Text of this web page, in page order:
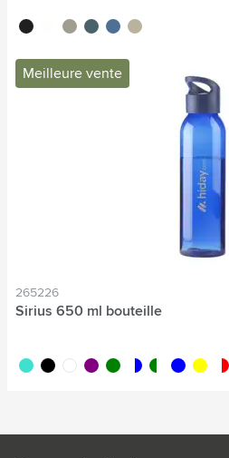
noir blancgris bleu océan
bleu beige
Meilleure vente
265226
Sirius 650 ml bouteille
turquoise
noir blancpourpre
vert translucide/bleu
translucide/vert
bleu jaune